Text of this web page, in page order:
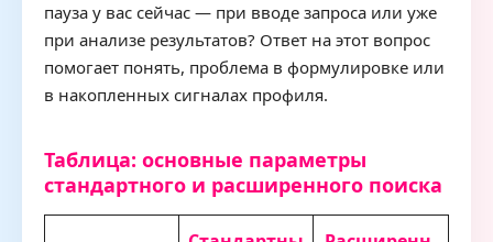
пауза у вас сейчас — при вводе запроса или уже
при анализе результатов? Ответ на этот вопрос
помогает понять, проблема в формулировке или
в накопленных сигналах профиля.
Таблица: основные параметры
стандартного и расширенного поиска